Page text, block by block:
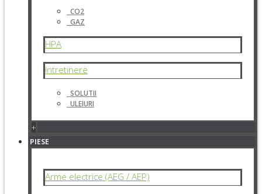
CO2
GAZ
HPA
Intretinere
SOLUTII
ULEIURI
+
PIESE
Arme electrice (AEG / AEP)